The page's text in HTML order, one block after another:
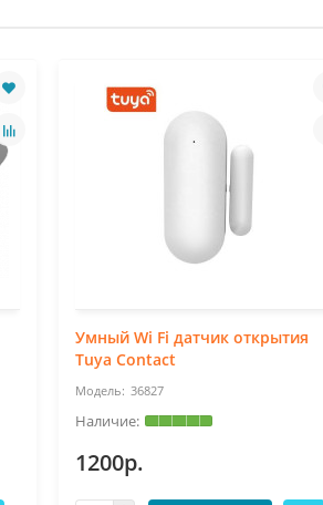
Умный Wi Fi датчик открытия
Tuya Contact
36827
1200р.